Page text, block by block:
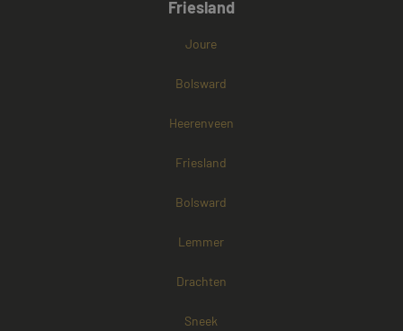
Friesland
Joure
Bolsward
Heerenveen
Friesland
Bolsward
Lemmer
Drachten
Sneek